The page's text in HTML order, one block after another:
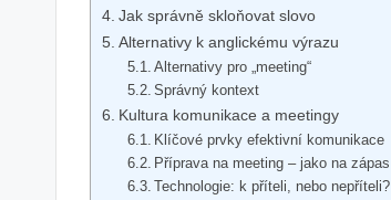
Jak správně skloňovat slovo
Alternativy k anglickému výrazu
Alternativy pro „meeting“
Správný kontext
Kultura komunikace a meetingy
Klíčové prvky efektivní komunikace
Příprava na meeting – jako na zápas
Technologie: k příteli, nebo nepříteli?